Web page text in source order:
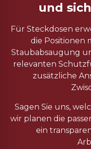
und
Für Steckdosen
die Positionen
Staubabsaugung
relevanten
zusätzliche
Sagen Sie uns,
wir planen die
ein